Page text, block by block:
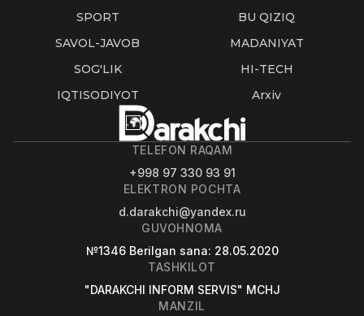
SPORT
BU QIZIQ
SAVOL-JAVOB
MADANIYAT
SOG'LIK
HI-TECH
IQTISODIYOT
Arxiv
TELEFON RAQAM
+998 97 330 93 91
ELEKTRON POCHTA
d.darakchi@yandex.ru
GUVOHNOMA
№1346 Berilgan sana: 28.05.2020
TASHKILOT
"DARAKCHI INFORM SERVIS" MCHJ
MANZIL